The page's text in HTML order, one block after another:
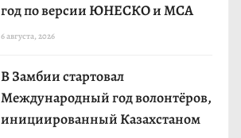
год по версии ЮНЕСКО и МСА
6 августа, 2026
В Замбии стартовал
Международный год волонтёров,
инициированный Казахстаном